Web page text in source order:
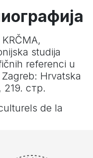
studija
referenci u
Hrvatska
стр.
de la